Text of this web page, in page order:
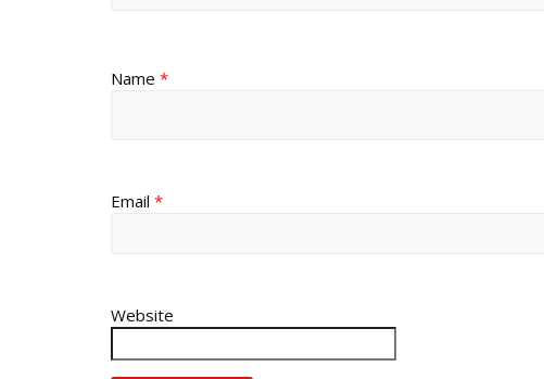
Name *
Email *
Website